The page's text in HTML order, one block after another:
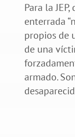
Para la
enterrada
propios de
de una
armado.